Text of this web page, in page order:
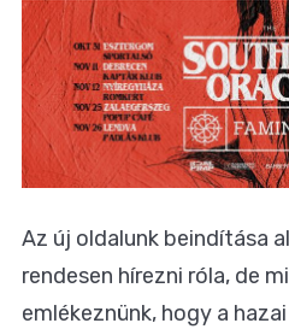
Az új oldalunk beindítása
rendesen hírezni róla, de
emlékeznünk, hogy a